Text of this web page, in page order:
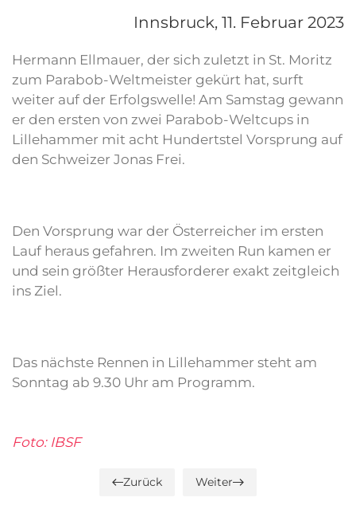
Innsbruck, 11. Februar 2023
Hermann Ellmauer, der sich zuletzt in St. Moritz
zum Parabob-Weltmeister gekürt hat, surft
weiter auf der Erfolgswelle! Am Samstag gewann
er den ersten von zwei Parabob-Weltcups in
Lillehammer mit acht Hundertstel Vorsprung auf
den Schweizer Jonas Frei.
Den Vorsprung war der Österreicher im ersten
Lauf heraus gefahren. Im zweiten Run kamen er
und sein größter Herausforderer exakt zeitgleich
ins Ziel.
Das nächste Rennen in Lillehammer steht am
Sonntag ab 9.30 Uhr am Programm.
Foto: IBSF
Zurück Weiter